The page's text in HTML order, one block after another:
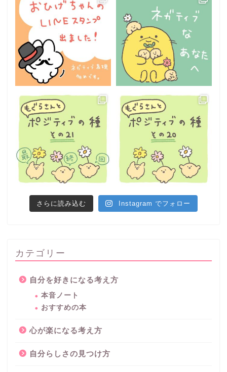
さらに読み込む Instagram でフォロー
カテゴリー
自分を好きになる考え方
本音ノート
おすすめの本
心が楽になる考え方
自分らしさの見つけ方